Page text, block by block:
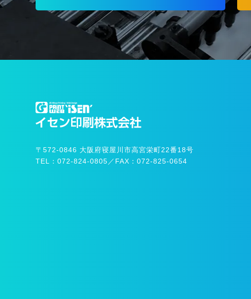
〒572-0846 大阪府寝屋川市高宮栄町22番18号
TEL：072-824-0805 ／ FAX：072-825-0654